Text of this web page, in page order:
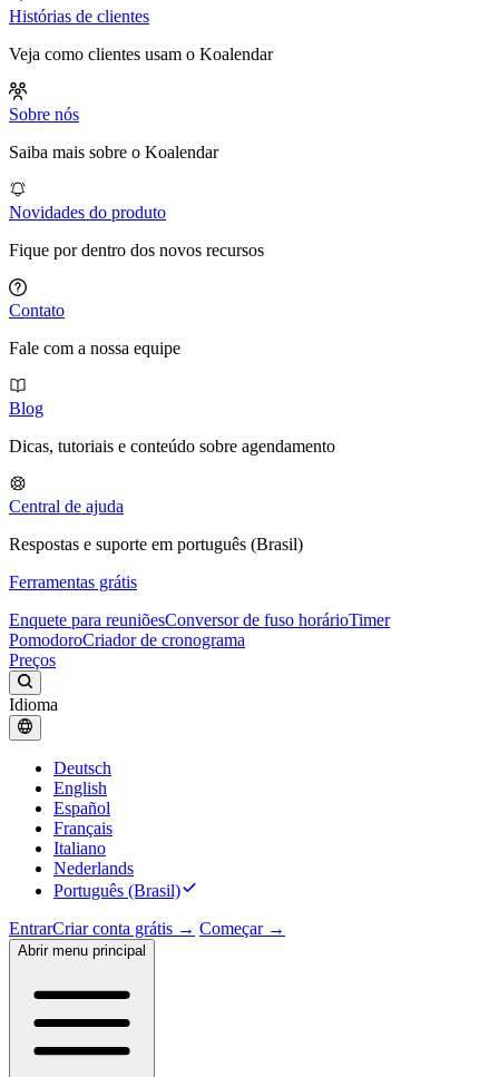
Histórias de clientes
Veja como clientes usam o Koalendar
Sobre nós
Saiba mais sobre o Koalendar
Novidades do produto
Fique por dentro dos novos recursos
Contato
Fale com a nossa equipe
Blog
Dicas, tutoriais e conteúdo sobre agendamento
Central de ajuda
Respostas e suporte em português (Brasil)
Ferramentas grátis
Enquete para reuniõesConversor de fuso horárioTimer
PomodoroCriador de cronograma
Preços
Idioma
Deutsch
English
Español
Français
Italiano
Nederlands
Português (Brasil)
EntrarCriar conta grátis → Começar →
Abrir menu principal